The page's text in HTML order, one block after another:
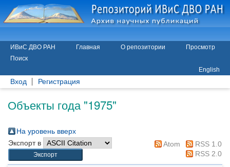
ИВиС ДВО РАН Главная О репозитории
Просмотр
Поиск
English
Вход Регистрация
Объекты года "1975"
На уровень вверх
Экспорт в
Atom
RSS 1.0
RSS 2.0